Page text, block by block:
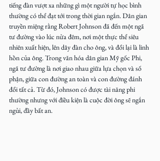
tiếng đàn vượt xa những gì một người tự học bình
thường có thể đạt tới trong thời gian ngắn. Dân gian
truyền miệng rằng Robert Johnson đã đến một ngã
tư đường vào lúc nửa đêm, nơi một thực thể siêu
nhiên xuất hiện, lên dây đàn cho ông, và đổi lại là linh
hồn của ông. Trong văn hóa dân gian Mỹ gốc Phi,
ngã tư đường là nơi giao nhau giữa lựa chọn và số
phận, giữa con đường an toàn và con đường đánh
đổi tất cả. Từ đó, Johnson có được tài năng phi
thường nhưng với điều kiện là cuộc đời ông sẽ ngắn
ngủi, đầy bất an.